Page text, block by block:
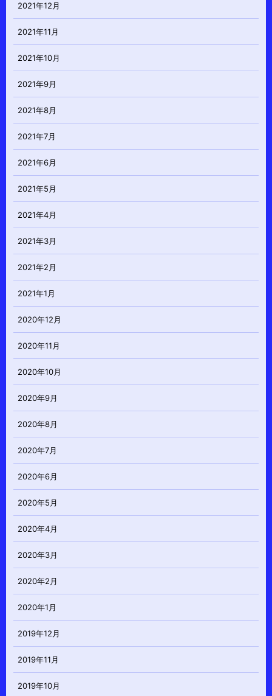
2021年12月
2021年11月
2021年10月
2021年9月
2021年8月
2021年7月
2021年6月
2021年5月
2021年4月
2021年3月
2021年2月
2021年1月
2020年12月
2020年11月
2020年10月
2020年9月
2020年8月
2020年7月
2020年6月
2020年5月
2020年4月
2020年3月
2020年2月
2020年1月
2019年12月
2019年11月
2019年10月